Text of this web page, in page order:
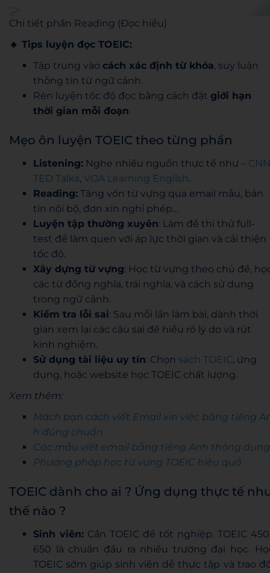
Chi tiết phần Reading (Đọc hiểu)
🔸 Tips luyện đọc TOEIC:
Tập trung vào cách xác định từ khóa, suy luận
thông tin từ ngữ cảnh.
Rèn luyện tốc độ đọc bằng cách đặt giới hạn
thời gian mỗi đoạn.
Mẹo ôn luyện TOEIC theo từng phần
Listening: Nghe nhiều nguồn thực tế như – CNN
TED Talks, VOA Learning English.
Reading: Tăng vốn từ vựng qua email mẫu, bản
tin nội bộ, đơn xin nghỉ phép…
Luyện tập thường xuyên: Làm đề thi thử full-
test để làm quen với áp lực thời gian và cải thiện
tốc độ.
Xây dựng từ vựng: Học từ vựng theo chủ đề,
các từ đồng nghĩa, trái nghĩa, và cách sử dụng
trong ngữ cảnh.
Kiểm tra lỗi sai: Sau mỗi lần làm bài, dành thời
gian xem lại các câu sai để hiểu rõ lý do và rút
kinh nghiệm.
Sử dụng tài liệu uy tín: Chọn sách TOEIC, ứng
dụng, hoặc website học TOEIC chất lượng.
Xem thêm:
Mách bạn cách viết Email xin việc bằng tiếng
h đúng chuẩn
Các mẫu viết email bằng tiếng Anh thông dụng
Phương pháp học từ vựng TOEIC hiệu quả
TOEIC dành cho ai ? Ứng dụng thực tế
thế nào ?
Sinh viên:Cần TOEIC để tốt nghiệp. TOEIC
650 là chuẩn đầu ra nhiều trường đại học.
TOEIC sớm giúp sinh viên dễ thực tập và trao